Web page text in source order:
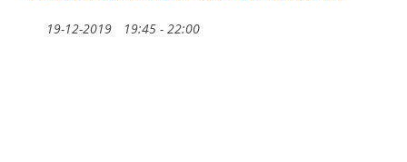
19-12-2019 19:45 - 22:00